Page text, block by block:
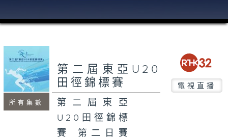
0
seconds
hours,
minutes,
seconds
所有集數
第二屆東亞U20
田徑錦標賽
電視直播
第二屆東亞
U20田徑錦標
賽 第二日賽